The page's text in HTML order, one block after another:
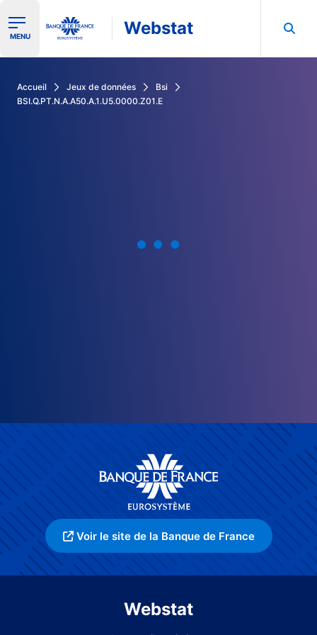
Ouvrir le menu de navigation
MENU Webstat
Accueil Jeux de données
Bsi
BSI.Q.PT.N.A.A50.A.1.U5.0000.Z01.E
Voir le site de la Banque de France
Webstat